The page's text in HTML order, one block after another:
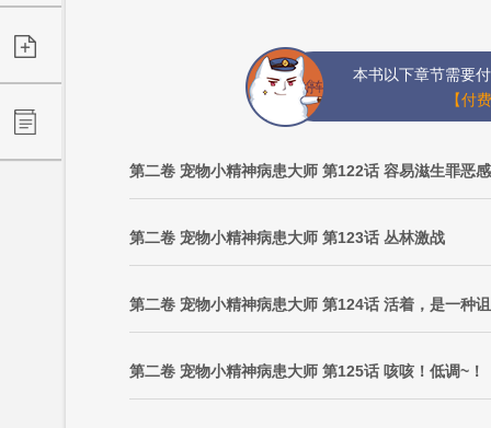
本书以下章节需要
【付
第二卷 宠物小精神病患大师 第122话 容易滋生罪恶感
第二卷 宠物小精神病患大师 第123话 丛林激战
第二卷 宠物小精神病患大师 第124话 活着，是一种
第二卷 宠物小精神病患大师 第125话 咳咳！低调~！